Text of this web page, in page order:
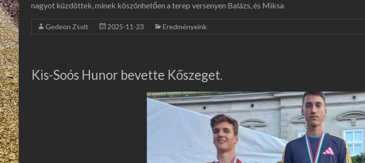
nagyot küzdöttek, minek köszönhetően a terep versenyen Balázs, és Miksa
Gedeon Zsolt 2025-11-23 Eredményeink
Kis-Soós Hunor bevette Kőszeget.